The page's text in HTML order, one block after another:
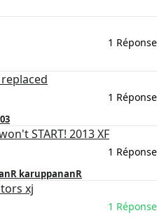
1 Réponse
1 Réponse
START! 2013 XF
1 Réponse
karuppananR
xj
1 Réponse